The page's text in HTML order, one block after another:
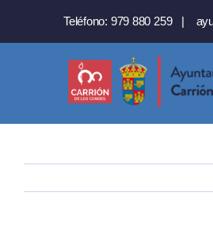
Teléfono: 979 880 259 |